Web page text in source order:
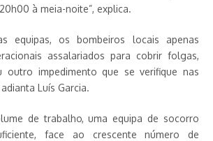
à meia-noite”, explica.
equipas, os bombeiros locais apenas
assalariados para cobrir folgas,
outro impedimento que se verifique nas
Luís Garcia.
de trabalho, uma equipa de socorro
face ao crescente número de